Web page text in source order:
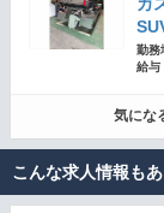
勤務
給与
気にな
こんな求人情報も